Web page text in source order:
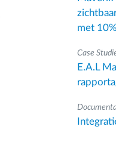
met
Case
E.A.L